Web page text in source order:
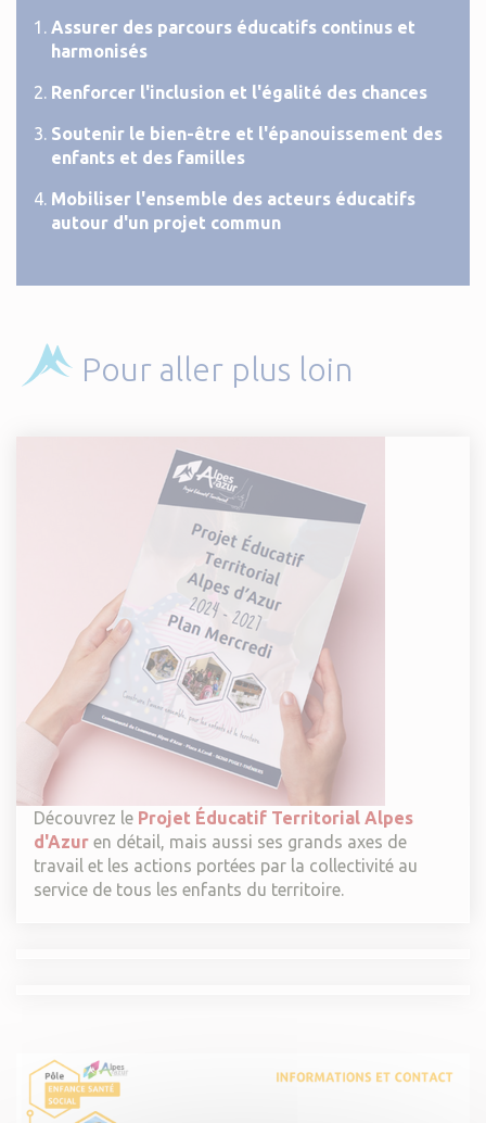
Assurer des parcours éducatifs continus et
harmonisés
Renforcer l'inclusion et l'égalité des chances
Soutenir le bien-être et l'épanouissement des
enfants et des familles
Mobiliser l'ensemble des acteurs éducatifs
autour d'un projet commun
Pour aller plus loin
Découvrez le Projet Éducatif Territorial Alpes
d'Azur en détail, mais aussi ses grands axes de
travail et les actions portées par la collectivité au
service de tous les enfants du territoire.